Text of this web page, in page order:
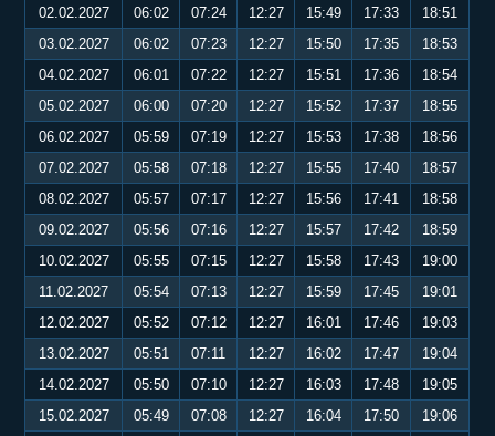
02.02.2027
06:02 07:24 12:27 15:49 17:33
18:51
03.02.2027
06:02 07:23 12:27 15:50 17:35
18:53
04.02.2027
06:01 07:22 12:27 15:51 17:36
18:54
05.02.2027
06:00 07:20 12:27 15:52 17:37
18:55
06.02.2027
05:59 07:19 12:27 15:53 17:38
18:56
07.02.2027
05:58 07:18 12:27 15:55 17:40
18:57
08.02.2027
05:57 07:17 12:27 15:56 17:41
18:58
09.02.2027
05:56 07:16 12:27 15:57 17:42
18:59
10.02.2027
05:55 07:15 12:27 15:58 17:43
19:00
11.02.2027
05:54 07:13 12:27 15:59 17:45
19:01
12.02.2027
05:52 07:12 12:27 16:01 17:46
19:03
13.02.2027
05:51 07:11 12:27 16:02 17:47
19:04
14.02.2027
05:50 07:10 12:27 16:03 17:48
19:05
15.02.2027
05:49 07:08 12:27 16:04 17:50
19:06